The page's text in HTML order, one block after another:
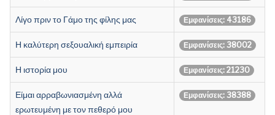
Λίγο πριν το Γάμο της φίλης μας Εμφανίσεις: 43186
Η καλύτερη σεξουαλική εμπειρία Εμφανίσεις: 38002
Η ιστορία μου Εμφανίσεις: 21230
Είμαι αρραβωνιασμένη αλλά
ερωτευμένη με τον πεθερό μου
Εμφανίσεις: 38388